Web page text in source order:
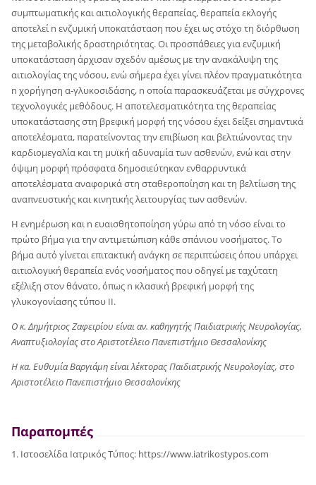
συμπτωματικής και αιτιολογικής θεραπείας, θεραπεία εκλογής
αποτελεί n ενζυμική υποκατάσταση που έχει ως στόχο τη διόρθωση
της μεταβολικής δραστηριότητας. Οι προσπάθειες για ενζυμική
υποκατάσταση άρχισαν σχεδόν αμέσως με την ανακάλυψη της
αιτιολογίας της νόσου, ενώ σήμερα έχει γίνει πλέον πραγματικότητα
n χορήγηση α-γλυκοσιδάσης, n οποία παρασκευάζεται με σύγχρονες
τεχνολογικές μεθόδους. Η αποτελεσματικότητα της θεραπείας
υποκατάστασης στη βρεφική μορφή της νόσου έχει δείξει σημαντικά
αποτελέσματα, παρατείνοντας την επιβίωση και βελτιώνοντας την
καρδιομεγαλία και τη μυϊκή αδυναμία των ασθενών, ενώ και στην
όψιμη μορφή πρόσφατα δημοσιεύτηκαν ενθαρρυντικά
αποτελέσματα αναφορικά στη σταθεροποίηση και τη βελτίωση της
αναπνευστικής και κινητικής λειτουργίας των ασθενών.
Η ενημέρωση και n ευαισθητοποίηση γύρω από τη νόσο είναι το
πρώτο βήμα για την αντιμετώπιση κάθε σπάνιου νοσήματος. To
βήμα αυτό γίνεται επιτακτική ανάγκη σε περιπτώσεις όπου υπάρχει
αιτιολογική θεραπεία ενός νοσήματος που οδηγεί με ταχύτατη
εξέλιξη στον θάνατο, όπως n κλασική βρεφική μορφή της
γλυκογονίασης τύπου II.
Ο κ. Δημήτριος Ζαφειρίου είναι αν. καθηγητής Παιδιατρικής Νευρολογίας,
Αναπτυξιολογίας στο Αριστοτέλειο Πανεπιστήμιο Θεσσαλονίκης
Η κα. Ευθυμία Βαργιάμη είναι λέκτορας Παιδιατρικής Νευρολογίας, στο
Αριστοτέλειο Πανεπιστήμιο Θεσσαλονίκης
Παραπομπές
1. Ιστοσελίδα Ιατρικός Τύπος: https://www.iatrikostypos.com